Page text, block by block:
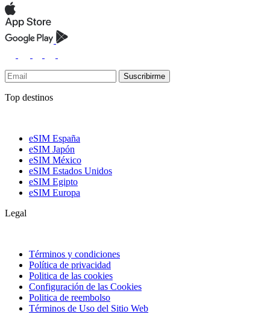
Suscribirme
Top destinos
eSIM España
eSIM Japón
eSIM México
eSIM Estados Unidos
eSIM Egipto
eSIM Europa
Legal
Términos y condiciones
Política de privacidad
Politica de las cookies
Configuración de las Cookies
Politica de reembolso
Términos de Uso del Sitio Web